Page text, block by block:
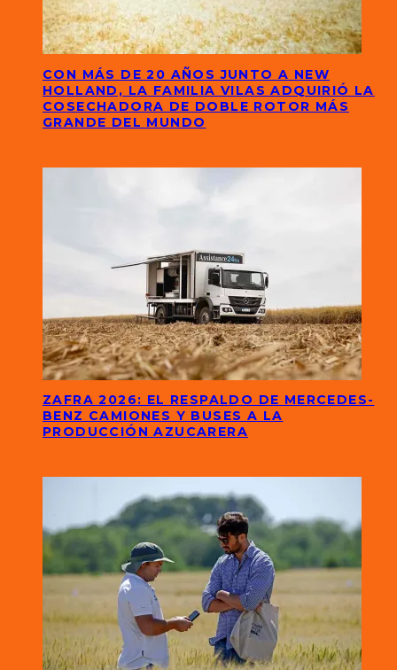
CON MÁS DE 20 AÑOS JUNTO A NEW
HOLLAND, LA FAMILIA VILAS ADQUIRIÓ LA
COSECHADORA DE DOBLE ROTOR MÁS
GRANDE DEL MUNDO
ZAFRA 2026: EL RESPALDO DE MERCEDES-
BENZ CAMIONES Y BUSES A LA
PRODUCCIÓN AZUCARERA